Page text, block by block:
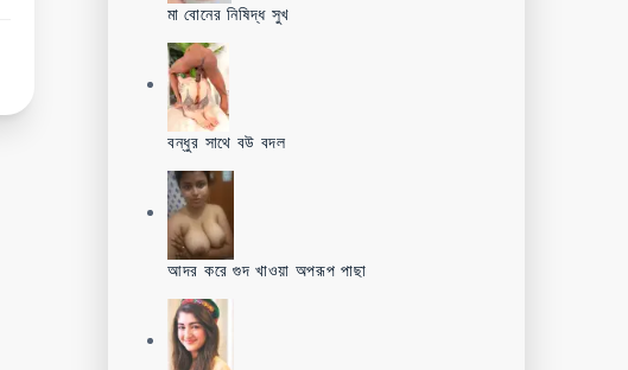
মা বোনের নিষিদ্ধ সুখ
বন্ধুর সাথে বউ বদল
আদর করে গুদ খাওয়া অপরূপ পাছা